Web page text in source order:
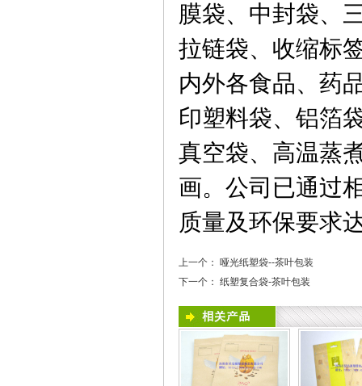
膜袋、中封袋、
拉链袋、收缩标
内外各食品、药
印塑料袋、铝箔
真空袋、高温蒸
画。公司已通过
质量及环保要求
上一个： 哑光纸塑袋--茶叶包装
下一个： 纸塑复合袋-茶叶包装